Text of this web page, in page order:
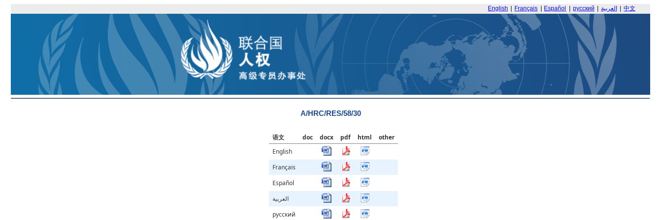
English Français Español русский العربية 中文
A/HRC/RES/58/30
语文 doc docx pdf html
other
English
Français
Español
العربية
русский